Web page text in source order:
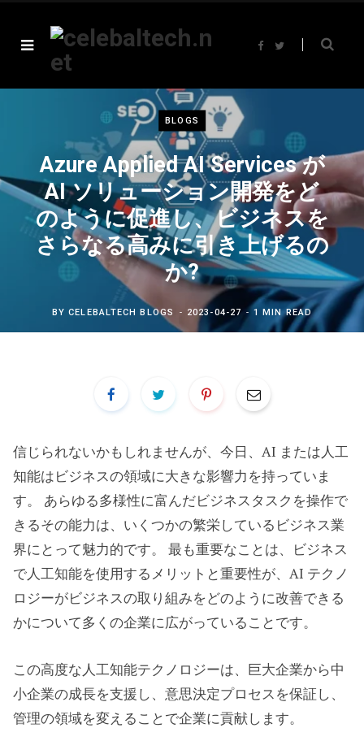
F
b
t
BLOGS
Azure Applied AI Services が
AI ソリューション開発をど
のように促進し、ビジネスを
さらなる高みに引き上げるの
か?
BYCELEBALTECH BLOGS 2023-04-27 1 MIN READ
信じられないかもしれませんが、今日、AI または人工
知能はビジネスの領域に大きな影響力を持っていま
す。 あらゆる多様性に富んだビジネスタスクを操作で
きるその能力は、いくつかの繁栄しているビジネス業
界にとって魅力的です。 最も重要なことは、ビジネス
で人工知能を使用するメリットと重要性が、AI テクノ
ロジーがビジネスの取り組みをどのように改善できる
かについて多くの企業に広がっていることです。
この高度な人工知能テクノロジーは、巨大企業から中
小企業の成長を支援し、意思決定プロセスを保証し、
管理の領域を変えることで企業に貢献します。